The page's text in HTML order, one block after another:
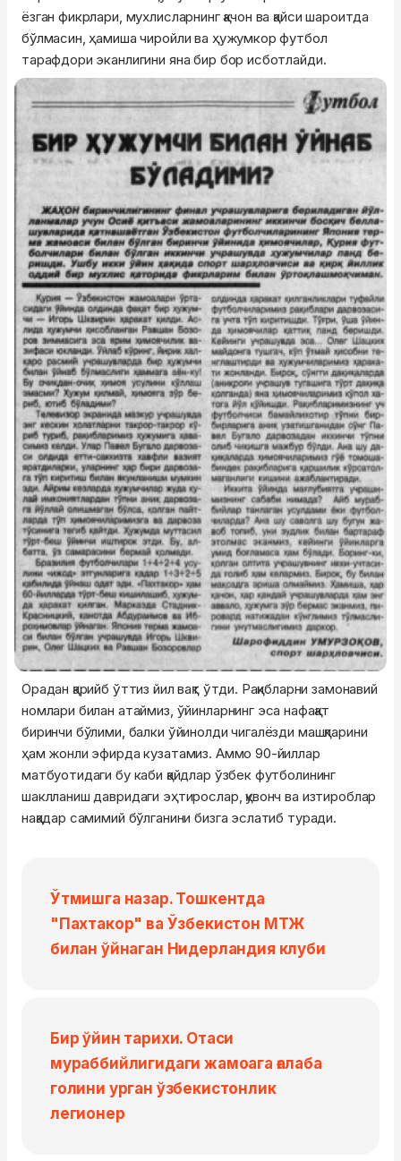
ёзган фикрлари, мухлисларнинг қачон ва қайси шароитда
бўлмасин, ҳамиша чиройли ва ҳужумкор футбол
тарафдори эканлигини яна бир бор исботлайди.
Орадан қарийб ўттиз йил вақт ўтди. Рақибларни замонавий
номлари билан атаймиз, ўйинларнинг эса нафақат
биринчи бўлими, балки ўйинолди чигалёзди машқларини
ҳам жонли эфирда кузатамиз. Аммо 90-йиллар
матбуотидаги бу каби қайдлар ўзбек футболининг
шаклланиш давридаги эҳтирослар, қувонч ва изтироблар
нақадар самимий бўлганини бизга эслатиб туради.
Ўтмишга назар. Тошкентда
"Пахтакор" ва Ўзбекистон МТЖ
билан ўйнаган Нидерландия клуби
Бир ўйин тарихи. Отаси
мураббийлигидаги жамоага ғалаба
голини урган ўзбекистонлик
легионер